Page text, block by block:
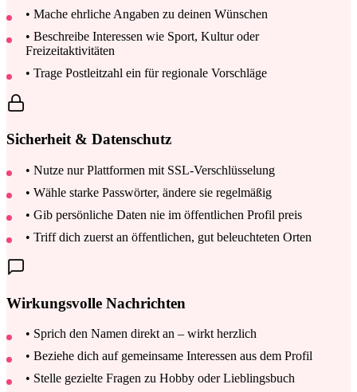
• Mache ehrliche Angaben zu deinen Wünschen
• Beschreibe Interessen wie Sport, Kultur oder
Freizeitaktivitäten
• Trage Postleitzahl ein für regionale Vorschläge
Sicherheit & Datenschutz
• Nutze nur Plattformen mit SSL-Verschlüsselung
• Wähle starke Passwörter, ändere sie regelmäßig
• Gib persönliche Daten nie im öffentlichen Profil preis
• Triff dich zuerst an öffentlichen, gut beleuchteten Orten
Wirkungsvolle Nachrichten
• Sprich den Namen direkt an – wirkt herzlich
• Beziehe dich auf gemeinsame Interessen aus dem Profil
• Stelle gezielte Fragen zu Hobby oder Lieblingsbuch